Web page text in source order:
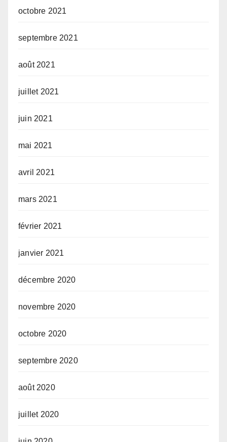
octobre 2021
septembre 2021
août 2021
juillet 2021
juin 2021
mai 2021
avril 2021
mars 2021
février 2021
janvier 2021
décembre 2020
novembre 2020
octobre 2020
septembre 2020
août 2020
juillet 2020